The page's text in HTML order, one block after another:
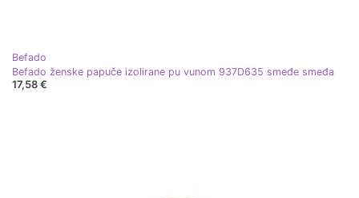
Befado
Befado ženske papuče izolirane pu vunom 937D635 smeđe smeđa
17,58 €